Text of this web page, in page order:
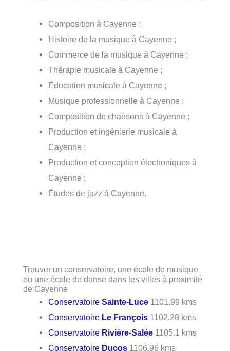
Composition à Cayenne ;
Histoire de la musique à Cayenne ;
Commerce de la musique à Cayenne ;
Thérapie musicale à Cayenne ;
Éducation musicale à Cayenne ;
Musique professionnelle à Cayenne ;
Composition de chansons à Cayenne ;
Production et ingénierie musicale à
Cayenne ;
Production et conception électroniques à
Cayenne ;
Études de jazz à Cayenne.
Trouver un conservatoire, une école de musique
ou une école de danse dans les villes à proximité
de Cayenne
ConservatoireSainte-Luce 1101.99 kms
Conservatoire Le François 1102.28 kms
Conservatoire Rivière-Salée 1105.1 kms
Conservatoire Ducos 1106.96 kms